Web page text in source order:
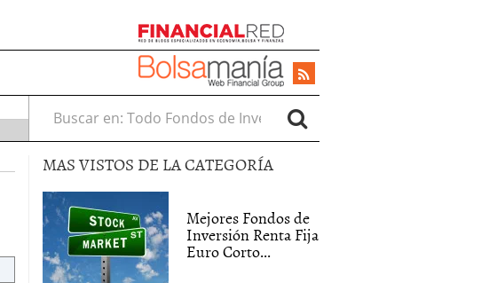
Buscar en:
MAS VISTOS DE LA CATEGORÍA
Mejores Fondos de
Inversión Renta Fija
Euro Corto...